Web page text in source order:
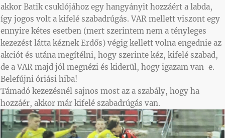
akkor Batik csuklójához egy hangyányit hozzáért a labda,
így jogos volt a kifelé szabadrúgás. VAR mellett viszont egy
ennyire kétes esetben (mert szerintem nem a tényleges
kezezést látta kéznek Erdős) végig kellett volna engednie az
akciót és utána megítélni, hogy szerinte kéz, kifelé szabad,
de a VAR majd jól megnézi és kiderül, hogy igazam van-e.
Belefújni óriási hiba!
Támadó kezezésnél sajnos most az a szabály, hogy ha
hozzáér, akkor már kifelé szabadrúgás van.